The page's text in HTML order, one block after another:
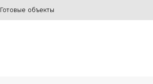
Готовые объекты